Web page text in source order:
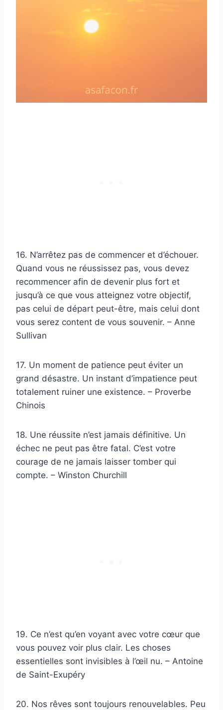
16. N’arrêtez pas de commencer et d’échouer.
Quand vous ne réussissez pas, vous devez
recommencer afin de devenir plus fort et
jusqu’à ce que vous atteignez votre objectif,
pas celui de départ peut-être, mais celui dont
vous serez content de vous souvenir. – Anne
Sullivan
17. Un moment de patience peut éviter un
grand désastre. Un instant d’impatience peut
totalement ruiner une existence. – Proverbe
Chinois
18. Une réussite n’est jamais définitive. Un
échec ne peut pas être fatal. C’est votre
courage de ne jamais laisser tomber qui
compte. – Winston Churchill
19. Ce n’est qu’en voyant avec votre cœur que
vous pouvez voir plus clair. Les choses
essentielles sont invisibles à l’œil nu. – Antoine
de Saint-Exupéry
20. Nos rêves sont toujours renouvelables. Peu